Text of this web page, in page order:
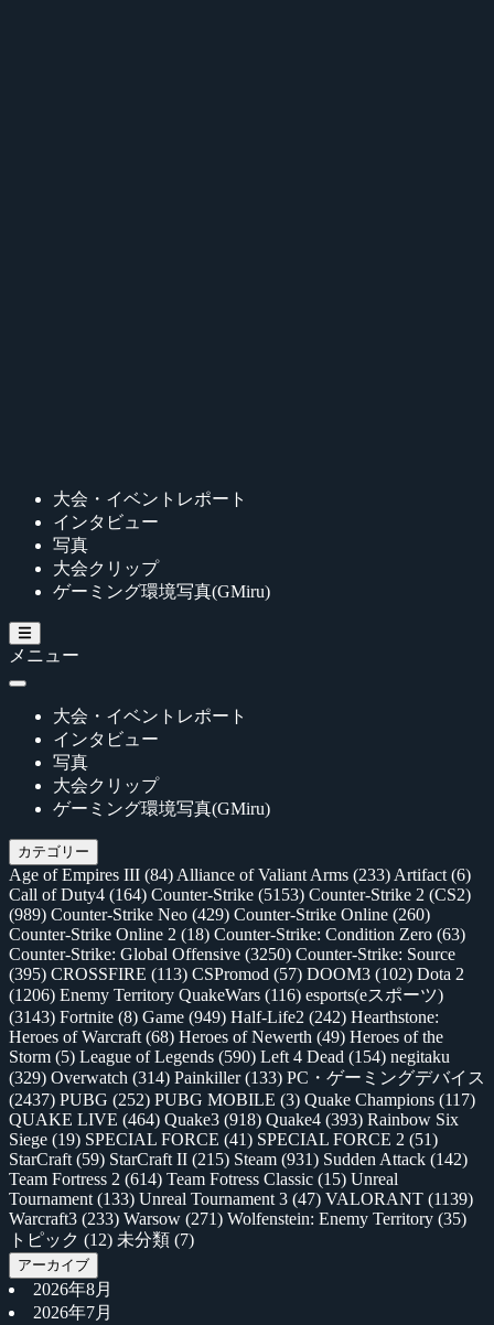
大会・イベントレポート
インタビュー
写真
大会クリップ
ゲーミング環境写真(GMiru)
メニュー
大会・イベントレポート
インタビュー
写真
大会クリップ
ゲーミング環境写真(GMiru)
カテゴリー
Age of Empires III (84) Alliance of Valiant Arms (233) Artifact (6)
Call of Duty4 (164) Counter-Strike (5153) Counter-Strike 2 (CS2)
(989) Counter-Strike Neo (429) Counter-Strike Online (260)
Counter-Strike Online 2 (18) Counter-Strike: Condition Zero (63)
Counter-Strike: Global Offensive (3250) Counter-Strike: Source
(395) CROSSFIRE (113) CSPromod (57) DOOM3 (102) Dota 2
(1206) Enemy Territory QuakeWars (116) esports(eスポーツ)
(3143) Fortnite (8) Game (949) Half-Life2 (242) Hearthstone:
Heroes of Warcraft (68) Heroes of Newerth (49) Heroes of the
Storm (5) League of Legends (590) Left 4 Dead (154) negitaku
(329) Overwatch (314) Painkiller(133) PC・ゲーミングデバイス
(2437) PUBG (252) PUBG MOBILE (3) Quake Champions (117)
QUAKE LIVE (464) Quake3 (918) Quake4 (393) Rainbow Six
Siege (19) SPECIAL FORCE (41) SPECIAL FORCE 2 (51)
StarCraft (59) StarCraft II (215) Steam (931) Sudden Attack (142)
Team Fortress 2 (614) Team Fotress Classic (15) Unreal
Tournament (133) Unreal Tournament 3 (47) VALORANT (1139)
Warcraft3 (233) Warsow (271) Wolfenstein: Enemy Territory (35)
トピック (12) 未分類 (7)
アーカイブ
2026年8月
2026年7月